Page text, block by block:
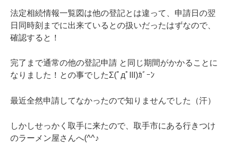
法定相続情報一覧図は他の登記とは違って、申請日の翌
日同時刻までに出来ているとの扱いだったはずなので、
確認すると！
完了まで通常の他の登記申請 と同じ期間がかかることに
なりました！との事でしたΣ(ﾟдﾟlll)ｶﾞｰﾝ
最近全然申請してなかったので知りませんでした（汗）
しかしせっかく取手に来たので、取手市にある行きつけ
のラーメン屋さんへ(^^♪